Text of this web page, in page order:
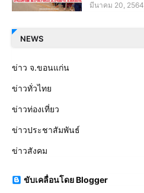
มีนาคม 20, 2564
NEWS
ข่าว จ.ขอนแก่น
ข่าวทั่วไทย
ข่าวท่องเที่ยว
ข่าวประชาสัมพันธ์
ข่าวสังคม
ขับเคลื่อนโดย Blogger